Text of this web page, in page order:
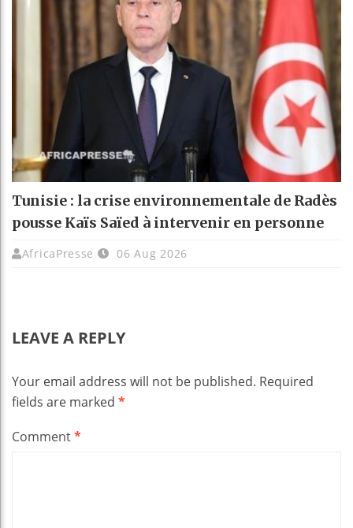
Tunisie : la crise environnementale de Radès
pousse Kaïs Saïed à intervenir en personne
AfricaPresse 06 Aug 2026
LEAVE A REPLY
Your email address will not be published. Required
fields are marked *
Comment*